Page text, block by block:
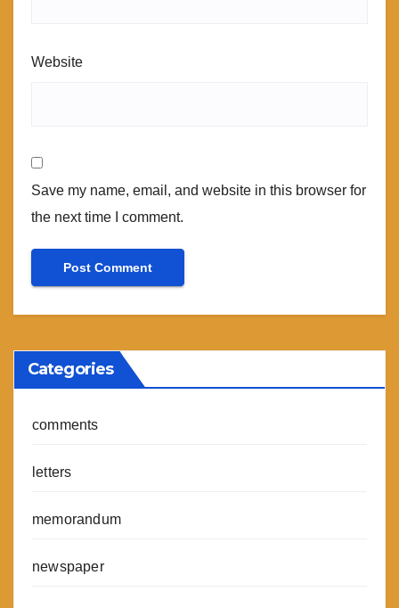
Website
Save my name, email, and website in this browser for
the next time I comment.
Categories
comments
letters
memorandum
newspaper